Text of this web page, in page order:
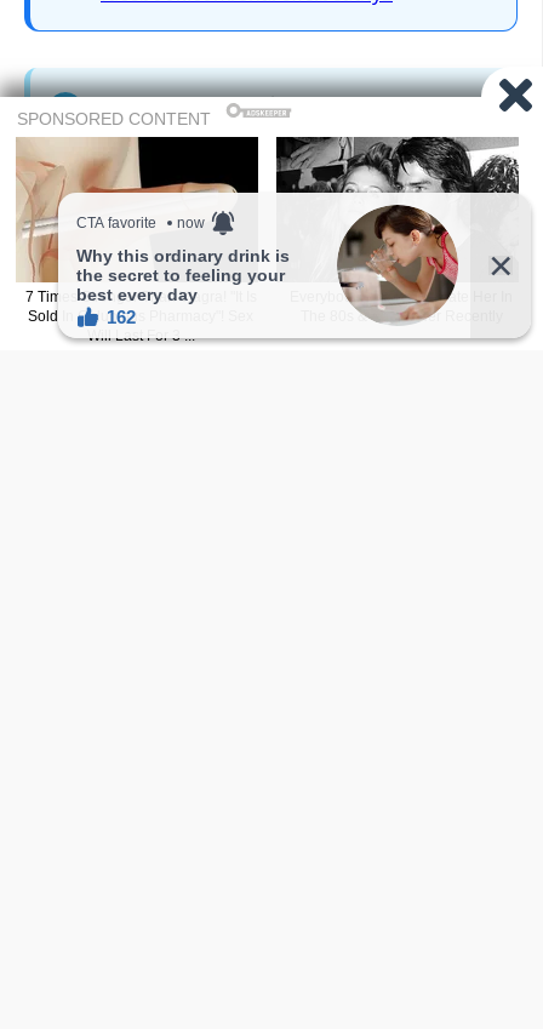
Telegram 频道追起来！
大尺度美图只有在Telegram才会出现喔，赶快
加入Telegram 频道吧。t.me/sharefiebeauty
本网站文章内容若非註明皆由自家编辑撰写，如欲转载，
請附上文章连结并注明出处。
图撷取自网络，无意冒犯，如有侵权，侵犯隐私，或本人